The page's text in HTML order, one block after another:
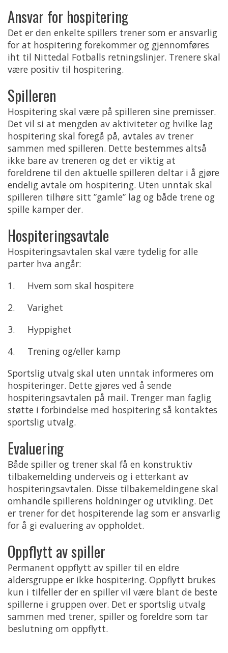
Ansvar for hospitering
Det er den enkelte spillers trener som er ansvarlig
for at hospitering forekommer og gjennomføres
iht til Nittedal Fotballs retningslinjer. Trenere skal
være positiv til hospitering.
Spilleren
Hospitering skal være på spilleren sine premisser.
Det vil si at mengden av aktiviteter og hvilke lag
hospitering skal foregå på, avtales av trener
sammen med spilleren. Dette bestemmes altså
ikke bare av treneren og det er viktig at
foreldrene til den aktuelle spilleren deltar i å gjøre
endelig avtale om hospitering. Uten unntak skal
spilleren tilhøre sitt ”gamle” lag og både trene og
spille kamper der.
Hospiteringsavtale
Hospiteringsavtalen skal være tydelig for alle
parter hva angår:
1. Hvem som skal hospitere
2. Varighet
3. Hyppighet
4. Trening og/eller kamp
Sportslig utvalg skal uten unntak informeres om
hospiteringer. Dette gjøres ved å sende
hospiteringsavtalen på mail. Trenger man faglig
støtte i forbindelse med hospitering så kontaktes
sportslig utvalg.
Evaluering
Både spiller og trener skal få en konstruktiv
tilbakemelding underveis og i etterkant av
hospiteringsavtalen. Disse tilbakemeldingene skal
omhandle spillerens holdninger og utvikling. Det
er trener for det hospiterende lag som er ansvarlig
for å gi evaluering av oppholdet.
Oppflytt av spiller
Permanent oppflytt av spiller til en eldre
aldersgruppe er ikke hospitering. Oppflytt brukes
kun i tilfeller der en spiller vil være blant de beste
spillerne i gruppen over. Det er sportslig utvalg
sammen med trener, spiller og foreldre som tar
beslutning om oppflytt.